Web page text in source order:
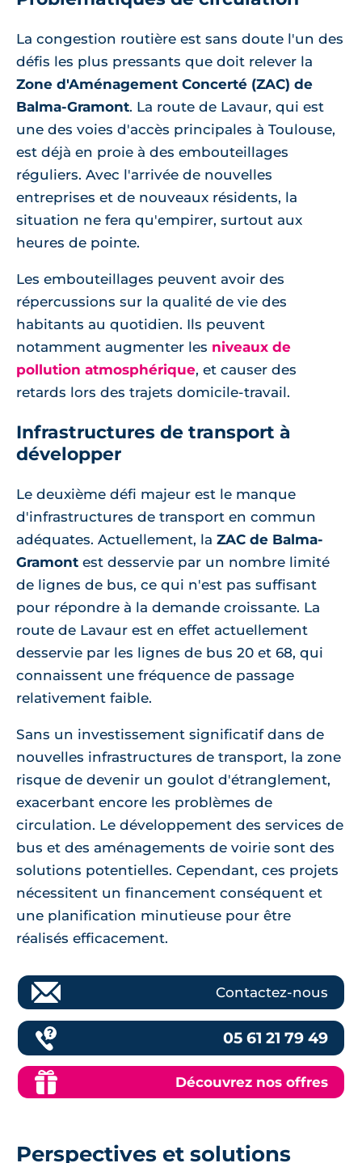
La congestion routière est sans doute l'un des
défis les plus pressants que doit relever la
Zone d'Aménagement Concerté (ZAC) de
Balma-Gramont. La route de Lavaur, qui est
une des voies d'accès principales à Toulouse,
est déjà en proie à des embouteillages
réguliers. Avec l'arrivée de nouvelles
entreprises et de nouveaux résidents, la
situation ne fera qu'empirer, surtout aux
heures de pointe.
Les embouteillages peuvent avoir des
répercussions sur la qualité de vie des
habitants au quotidien. Ils peuvent
notamment augmenter les niveaux de
pollution atmosphérique, et causer des
retards lors des trajets domicile-travail.
Infrastructures de transport à
développer
Le deuxième défi majeur est le manque
d'infrastructures de transport en commun
adéquates. Actuellement, la ZAC de Balma-
Gramont est desservie par un nombre limité
de lignes de bus, ce qui n'est pas suffisant
pour répondre à la demande croissante. La
route de Lavaur est en effet actuellement
desservie par les lignes de bus 20 et 68, qui
connaissent une fréquence de passage
relativement faible.
Sans un investissement significatif dans de
nouvelles infrastructures de transport, la zone
risque de devenir un goulot d'étranglement,
exacerbant encore les problèmes de
circulation. Le développement des services de
bus et des aménagements de voirie sont des
solutions potentielles. Cependant, ces projets
nécessitent un financement conséquent et
une planification minutieuse pour être
réalisés efficacement.
Contactez-nous
05 61 21 79 49
Découvrez nos offres
Perspectives et solutions